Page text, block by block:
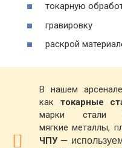
токарную
гравировку
раскрой
В нашем
как токарные
марки стали
мягкие металлы,
ЧПУ—